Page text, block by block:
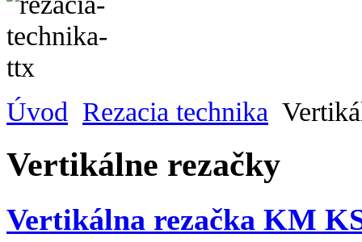
Úvod Rezacia technika
Vertikálne rezačky
Vertikálna rezačka KM